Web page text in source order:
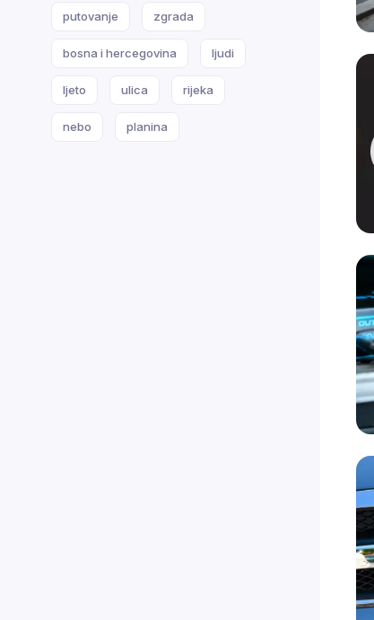
putovanje zgrada
bosna i hercegovina ljudi
ljeto ulica rijeka
nebo planina